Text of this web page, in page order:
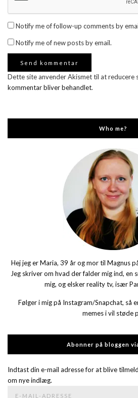
Notify me of follow-up comments by
Notify me of new posts by email.
Dette site anvender Akismet til at reducere
kommentar bliver behandlet.
Who me?
Hej jeg er Maria, 39 år og mor til Magnus
Jeg skriver om hvad der falder mig ind, en
mig, og elsker reality tv, især
Følger i mig på Instagram/Snapchat, så
memes i vil støde
Abonner på bloggen
Indtast din e-mail adresse for at blive
om nye indlæg.